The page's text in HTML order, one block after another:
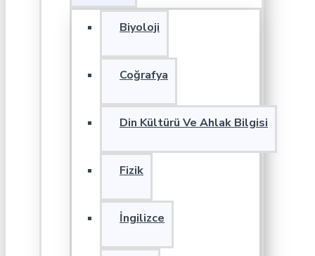
Biyoloji
Coğrafya
Din Kültürü Ve Ahlak Bilgisi
Fizik
İngilizce